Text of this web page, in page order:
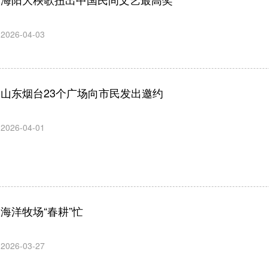
2026-04-03
山东烟台23个广场向市民发出邀约
2026-04-01
海洋牧场“春耕”忙
2026-03-27